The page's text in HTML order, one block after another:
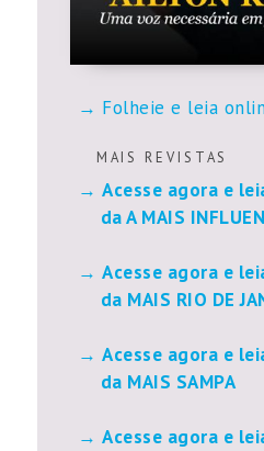
Folheie e leia
M A I S R E V I S T A S
Acesse agora e
da A MAIS
Acesse agora e
da MAIS RIO DE
Acesse agora e
da MAIS SAMPA
Acesse agora e